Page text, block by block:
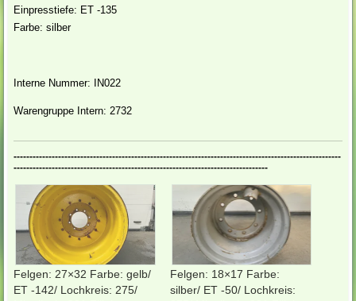
Einpresstiefe: ET -135
Farbe: silber
Interne Nummer: IN022
Warengruppe Intern: 2732
-------------------------------------------------------------------------------------------------------
--------------------------------------------------------------------------------
Felgen: 27×32 Farbe: gelb/
ET -142/ Lochkreis: 275/
Felgen: 18×17 Farbe:
silber/ ET -50/ Lochkreis: